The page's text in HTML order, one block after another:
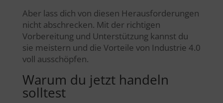
Aber lass dich von diesen Herausforderungen
nicht abschrecken. Mit der richtigen
Vorbereitung und Unterstützung kannst du
sie meistern und die Vorteile von Industrie 4.0
voll ausschöpfen.
Warum du jetzt handeln
solltest